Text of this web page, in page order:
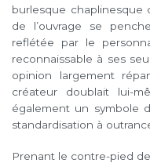
burlesque chaplinesque
de l’ouvrage se
reflétée par le
reconnaissable à ses
opinion largement
créateur doublait lui-
également un symbole
standardisation à
Prenant le contre-pied